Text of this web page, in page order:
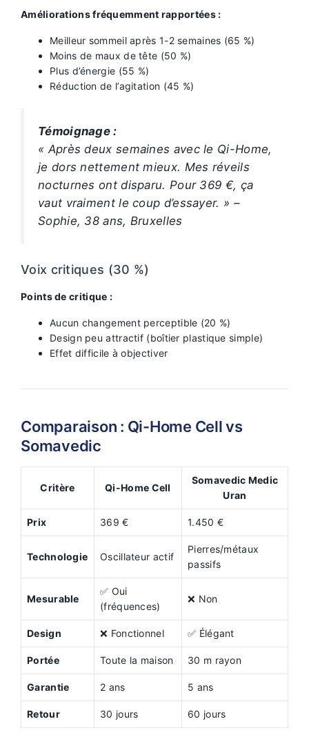
Améliorations fréquemment rapportées :
Meilleur sommeil après 1-2 semaines (65 %)
Moins de maux de tête (50 %)
Plus d’énergie (55 %)
Réduction de l’agitation (45 %)
Témoignage :
« Après deux semaines avec le Qi-Home,
je dors nettement mieux. Mes réveils
nocturnes ont disparu. Pour 369 €, ça
vaut vraiment le coup d’essayer. » –
Sophie, 38 ans, Bruxelles
Voix critiques (30 %)
Points de critique :
Aucun changement perceptible (20 %)
Design peu attractif (boîtier plastique simple)
Effet difficile à objectiver
Comparaison : Qi-Home Cell vs
Somavedic
Critère Qi-Home Cell
Somavedic Medic
Uran
Prix 369 € 1.450 €
Technologie Oscillateur actif
Pierres/métaux
passifs
Mesurable
✅ Oui
(fréquences)
❌ Non
Design ❌ Fonctionnel ✅ Élégant
Portée Toute la maison 30 m rayon
Garantie 2 ans 5 ans
Retour 30 jours 60 jours